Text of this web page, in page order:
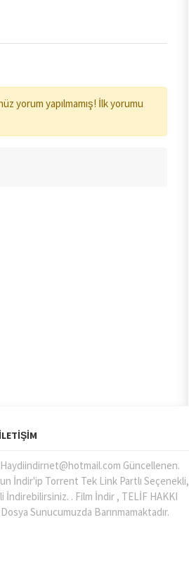
yorum yapılmamış! İlk yorumu
İLETIŞIM
Güncellenen.
İndir'ip Torrent Tek Link Partlı Seçenekli,
İndirebilirsiniz. . Film İndir , TELİF HAKKI
Sunucumuzda Barınmamaktadır.